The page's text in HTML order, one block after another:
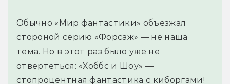
Обычно «Мир фантастики» объезжал
стороной серию «Форсаж» — не наша
тема. Но в этот раз было уже не
отвертеться: «Хоббс и Шоу» —
стопроцентная фантастика с киборгами!